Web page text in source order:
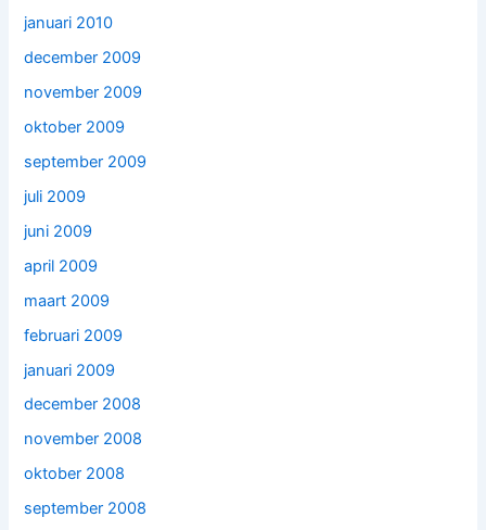
januari 2010
december 2009
november 2009
oktober 2009
september 2009
juli 2009
juni 2009
april 2009
maart 2009
februari 2009
januari 2009
december 2008
november 2008
oktober 2008
september 2008